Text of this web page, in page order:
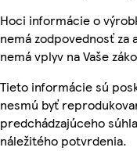
Hoci informácie o
nemá zodpovednosť
nemá vplyv na Vaše
Tieto informácie sú
nesmú byť
predchádzajúceho
náležitého potvrdenia.